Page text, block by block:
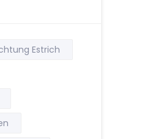
Estrich